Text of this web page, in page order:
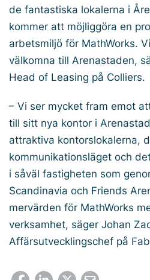
de fantastiska lokalerna i
kommer att möjliggöra en
arbetsmiljö för MathWorks.
välkomna till Arenastaden,
Head of Leasing på Colliers.
– Vi ser mycket fram emot
till sitt nya kontor i
attraktiva kontorslokalerna,
kommunikationsläget och
i såväl fastigheten som
Scandinavia och Friends
mervärden för MathWorks
verksamhet, säger Johan
Affärsutvecklingschef på